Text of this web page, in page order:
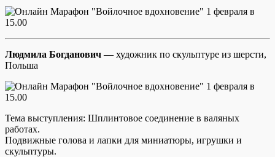
Людмила Богданович — художник по скульптуре из шерсти,
Польша
Тема выступления: Шплинтовое соединение в валяных
работах.
Подвижные голова и лапки для миниатюры, игрушки и
скульптуры.